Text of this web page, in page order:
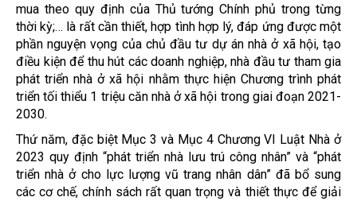
mua theo quy định của Thủ tướng Chính phủ trong từng
thời kỳ;… là rất cần thiết, hợp tình hợp lý, đáp ứng được một
phần nguyện vọng của chủ đầu tư dự án nhà ở xã hội, tạo
điều kiện để thu hút các doanh nghiệp, nhà đầu tư tham gia
phát triển nhà ở xã hội nhằm thực hiện Chương trình phát
triển tối thiểu 1 triệu căn nhà ở xã hội trong giai đoạn 2021-
2030.
Thứ năm, đặc biệt Mục 3 và Mục 4 Chương VI Luật Nhà ở
2023 quy định “phát triển nhà lưu trú công nhân” và “phát
triển nhà ở cho lực lượng vũ trang nhân dân” đã bổ sung
các cơ chế, chính sách rất quan trọng và thiết thực để giải